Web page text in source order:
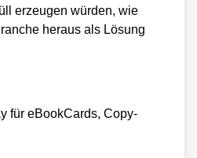
erzeu­gen wür­den, wie
her­aus als Lösung
für eBook­Cards, Copy­